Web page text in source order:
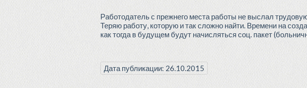
Работодатель с прежнего места работы не выслал
Теряю работу, которую и так сложно найти. Времени на
как тогда в будущем будут начисляться соц. пакет
Дата публикации: 26.10.2015